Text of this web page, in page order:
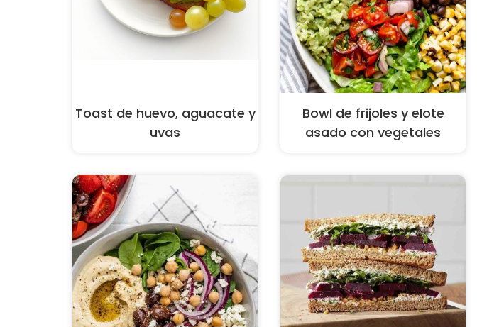
Toast de huevo, aguacate y
uvas
Bowl de frijoles y elote
asado con vegetales